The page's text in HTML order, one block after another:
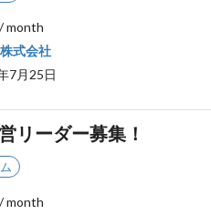
式会社
7月25日
リーダー募集！